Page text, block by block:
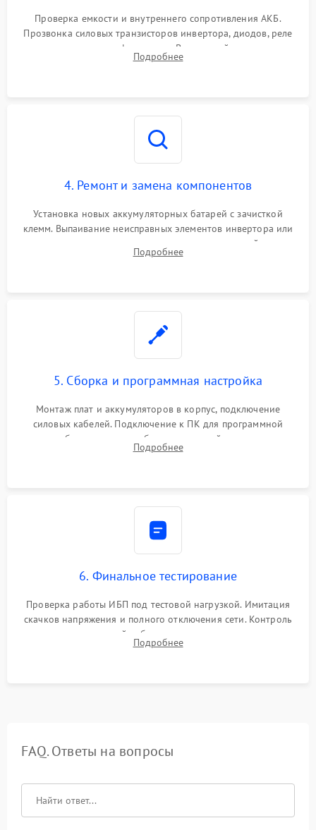
Проверка емкости и внутреннего сопротивления АКБ.
Прозвонка силовых транзисторов инвертора, диодов, реле
переключения и трансформатора. Визуальный поиск вздутых
конденсаторов и прогаров на печатной плате.
Подробнее
4. Ремонт и замена компонентов
Установка новых аккумуляторных батарей с зачисткой
клемм. Выпаивание неисправных элементов инвертора или
цепи зарядки и монтаж новых радиодеталей.
Восстановление поврежденных токоведущих дорожек и
Подробнее
5. Сборка и программная настройка
Монтаж плат и аккумуляторов в корпус, подключение
силовых кабелей. Подключение к ПК для программной
калибровки констант батареи, настройки порогов
срабатывания AVR и сброса счетчиков старения АКБ.
Подробнее
6. Финальное тестирование
Проверка работы ИБП под тестовой нагрузкой. Имитация
скачков напряжения и полного отключения сети. Контроль
времени автономной работы, температурного режима и
корректности формы выходного сигнала.
Подробнее
FAQ. Ответы на вопросы